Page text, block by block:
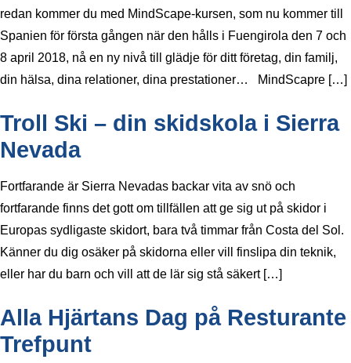
redan kommer du med MindScape-kursen, som nu kommer till
Spanien för första gången när den hålls i Fuengirola den 7 och
8 april 2018, nå en ny nivå till glädje för ditt företag, din familj,
din hälsa, dina relationer, dina prestationer… MindScapre […]
Troll Ski – din skidskola i Sierra
Nevada
Fortfarande är Sierra Nevadas backar vita av snö och
fortfarande finns det gott om tillfällen att ge sig ut på skidor i
Europas sydligaste skidort, bara två timmar från Costa del Sol.
Känner du dig osäker på skidorna eller vill finslipa din teknik,
eller har du barn och vill att de lär sig stå säkert […]
Alla Hjärtans Dag på Resturante
Trefpunt